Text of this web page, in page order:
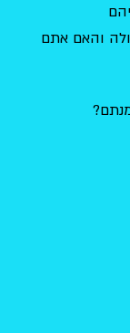
והאם אתם